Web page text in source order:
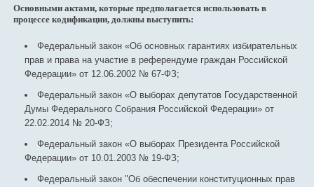
Основными актами, которые предполагается использовать в
процессе кодификации, должны выступить:
Федеральный закон «Об основных гарантиях избирательных
прав и права на участие в референдуме граждан Российской
Федерации» от 12.06.2002 № 67-ФЗ;
Федеральный закон «О выборах депутатов Государственной
Думы Федерального Собрания Российской Федерации» от
22.02.2014 № 20-ФЗ;
Федеральный закон «О выборах Президента Российской
Федерации» от 10.01.2003 № 19-ФЗ;
Федеральный закон "Об обеспечении конституционных прав